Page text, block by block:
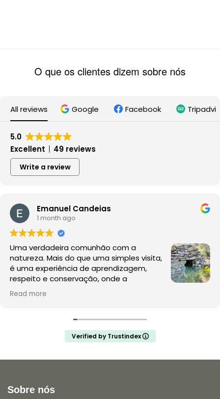
O que os clientes dizem sobre nós
All reviews Google Facebook
5.0
Excellent
49 reviews
Write a review
Emanuel Candeias
1 month ago
Uma verdadeira comunhão com a
natureza. Mais do que uma simples visita,
é uma experiência de aprendizagem,
respeito e conservação, onde a
observação da fauna e da flora acontece
no seu habitat natural, sem perturbações.
A Rewilding Portugal mostra que este é o futuro do
turismo de natureza e da conservação. Depois desta
experiência, a comparação com os jardins zoológicos
conhecimento e a proteção da vida selvagem,
entretenimento humano.
Read more
Verified by Trustindex
Sobre nós